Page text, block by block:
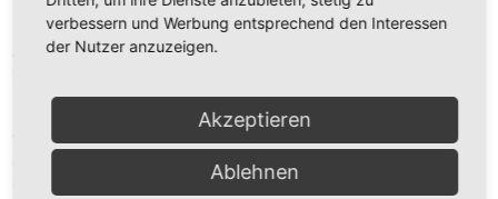
meinen Stoffwechsel "außer Rand und Band".
Aufgrund des Diabetes Typ II und der verfetteten Leber - mit den wirklich
Das ist ein Eiweißpulver, reich an Ballaststoffen und an
leberentfettenden Inhaltsstoffen. Ich begann am ersten Februar-
Wochenende mit der Kur. Während der ersten zwei Wochen habe ich
dreimal am Tag den Shake getrunken, und zusätzlich durfte ich viel
Gemüse essen. Das sättigt hervorragend und - obwohl ich schon viele
verbessern und Werbung entsprechend den Interessen
der Nutzer anzuzeigen.
Akzeptieren
Ablehnen